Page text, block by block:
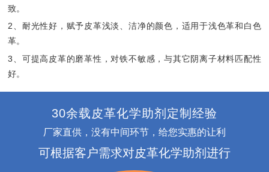
致。
2、耐光性好，赋予皮革浅淡、洁净的颜色，适用于浅色革和白色
革。
3、可提高皮革的磨革性，对铁不敏感，与其它阴离子材料匹配性
好。
30余载皮革化学助剂定制经验
厂家直供，没有中间环节，给您实惠的让利
可根据客户需求对皮革化学助剂进行